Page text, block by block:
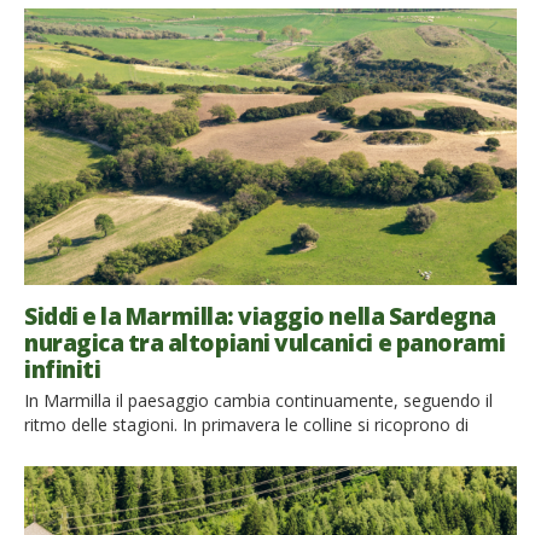
Siddi e la Marmilla: viaggio nella Sardegna
nuragica tra altopiani vulcanici e panorami
infiniti
In Marmilla il paesaggio cambia continuamente, seguendo il
ritmo delle stagioni. In primavera le colline si ricoprono di
trasforma in un mare giallo, con le spighe di grano mosse dal
maestrale che contrastano con il verde argentato degli ulivi e
con il nero delle rocce […]